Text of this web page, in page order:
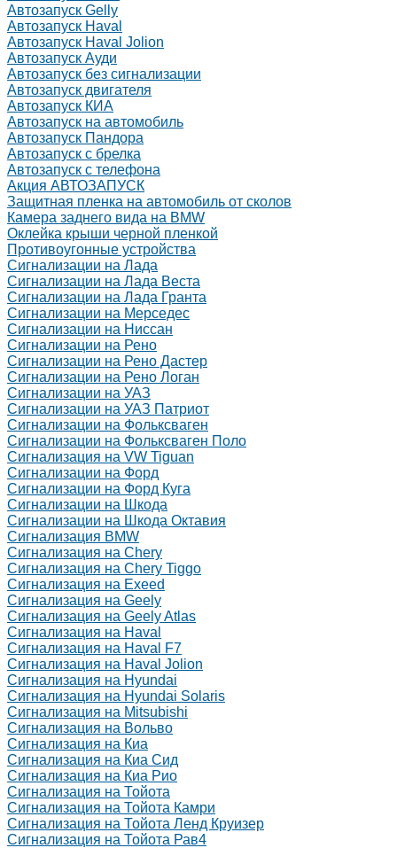
Автозапуск Gelly
Автозапуск Haval
Автозапуск Haval Jolion
Автозапуск Ауди
Автозапуск без сигнализации
Автозапуск двигателя
Автозапуск КИА
Автозапуск на автомобиль
Автозапуск Пандора
Автозапуск с брелка
Автозапуск с телефона
Акция АВТОЗАПУСК
Защитная пленка на автомобиль от сколов
Камера заднего вида на BMW
Оклейка крыши черной пленкой
Противоугонные устройства
Сигнализации на Лада
Сигнализации на Лада Веста
Сигнализации на Лада Гранта
Сигнализации на Мерседес
Сигнализации на Ниссан
Сигнализации на Рено
Сигнализации на Рено Дастер
Сигнализации на Рено Логан
Сигнализации на УАЗ
Сигнализации на УАЗ Патриот
Сигнализации на Фольксваген
Сигнализации на Фольксваген Поло
Сигнализация на VW Tiguan
Сигнализации на Форд
Сигнализации на Форд Куга
Сигнализации на Шкода
Сигнализации на Шкода Октавия
Сигнализация BMW
Сигнализация на Chery
Сигнализация на Chery Tiggo
Сигнализация на Exeed
Сигнализация на Geely
Сигнализация на Geely Atlas
Сигнализация на Haval
Сигнализация на Haval F7
Сигнализация на Haval Jolion
Сигнализация на Hyundai
Сигнализация на Hyundai Solaris
Сигнализация на Mitsubishi
Сигнализация на Вольво
Сигнализация на Киа
Сигнализация на Киа Cид
Сигнализация на Киа Рио
Сигнализация на Тойота
Сигнализация на Тойота Камри
Сигнализация на Тойота Ленд Круизер
Сигнализация на Тойота Рав4